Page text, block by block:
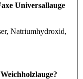
Universallauge
Natriumhydroxid,